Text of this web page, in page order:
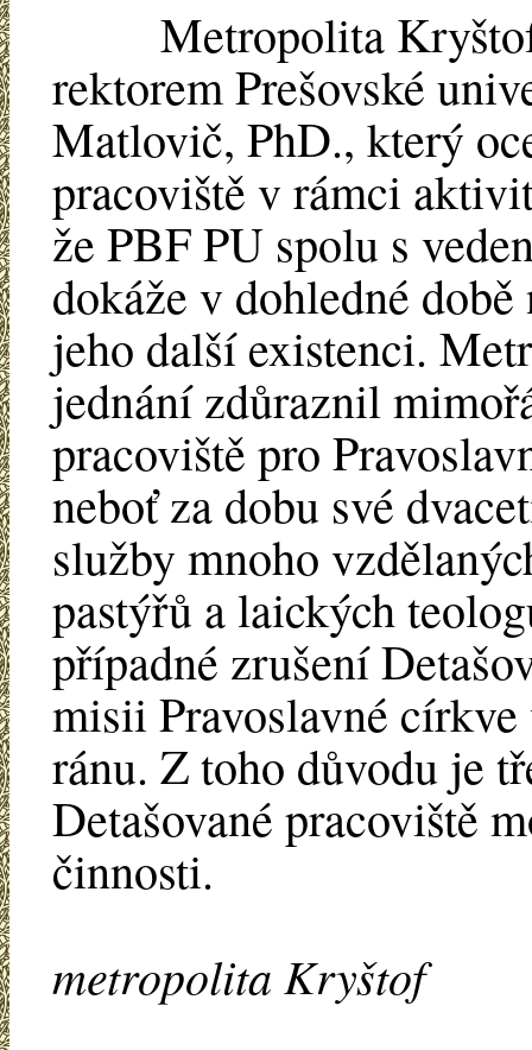
Metropolita Kryštof
rektorem Prešovské
Matlovič, PhD., který
pracoviště v rámci
že PBF PU spolu s
dokáže v dohledné
jeho další existenci.
jednání zdůraznil
pracoviště pro
neboť za dobu své
služby mnoho
pastýřů a laických
případné zrušení
misii Pravoslavné
ránu. Z toho důvodu je
Detašované pracoviště
činnosti.
metropolita Kryštof